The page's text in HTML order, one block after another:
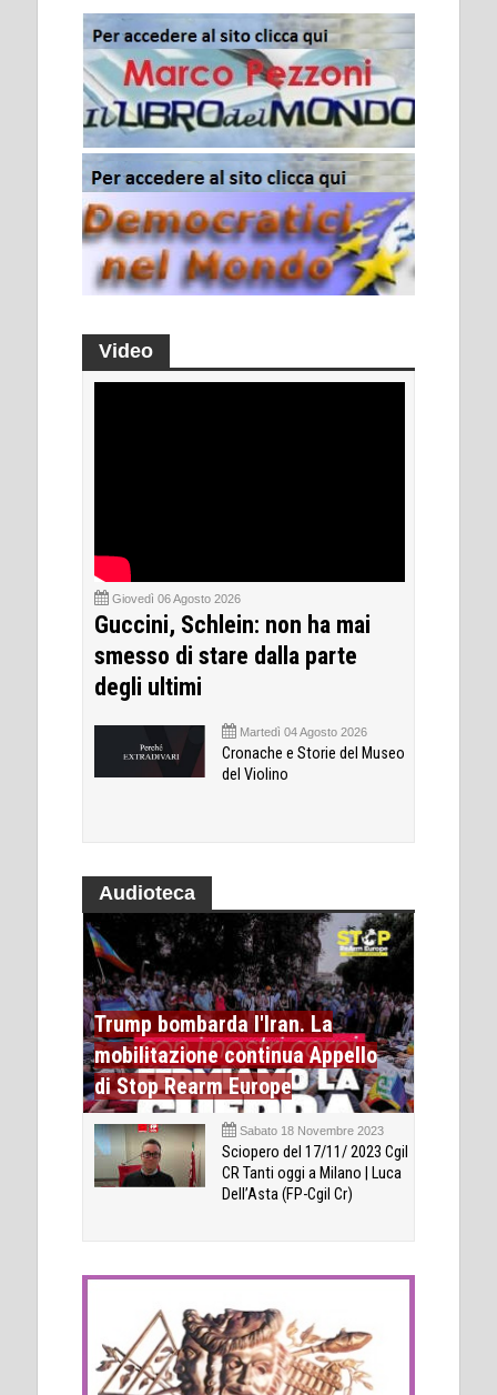
Video
Giovedì 06 Agosto 2026
Guccini, Schlein: non ha mai
smesso di stare dalla parte
degli ultimi
Martedì 04 Agosto 2026
Cronache e Storie del Museo
del Violino
Audioteca
Trump bombarda l'Iran. La
mobilitazione continua Appello
di Stop Rearm Europe
Sabato 18 Novembre 2023
Sciopero del 17/11/ 2023 Cgil
CR Tanti oggi a Milano | Luca
Dell’Asta (FP-Cgil Cr)